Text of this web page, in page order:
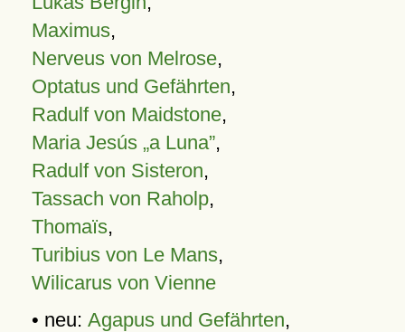
Maximus,
Nerveus von Melrose,
Optatus und Gefährten,
Radulf von Maidstone,
Maria Jesús „a Luna”,
Radulf von Sisteron,
Tassach von Raholp,
Thomaïs,
Turibius von Le Mans,
Wilicarus von Vienne
• neu: Agapus und Gefährten,